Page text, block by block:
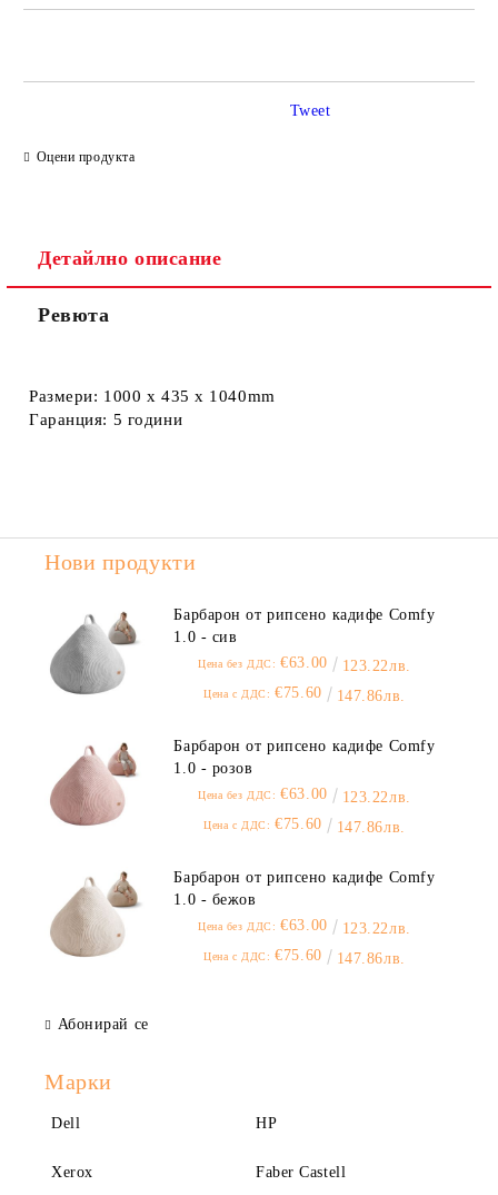
Оцени продукта
Tweet
Детайлно описание
Ревюта
Размери: 1000 x 435 x 1040mm
Гаранция: 5 години
Нови продукти
Барбарон от рипсено кадифе Comfy
1.0 - сив
Цена без ДДС: €63.00 123.22лв.
Цена с ДДС: €75.60 147.86лв.
Барбарон от рипсено кадифе Comfy
1.0 - розов
Цена без ДДС: €63.00 123.22лв.
Цена с ДДС: €75.60 147.86лв.
Барбарон от рипсено кадифе Comfy
1.0 - бежов
Цена без ДДС: €63.00 123.22лв.
Цена с ДДС: €75.60 147.86лв.
Абонирай се
Марки
Dell HP
Xerox Faber Castell